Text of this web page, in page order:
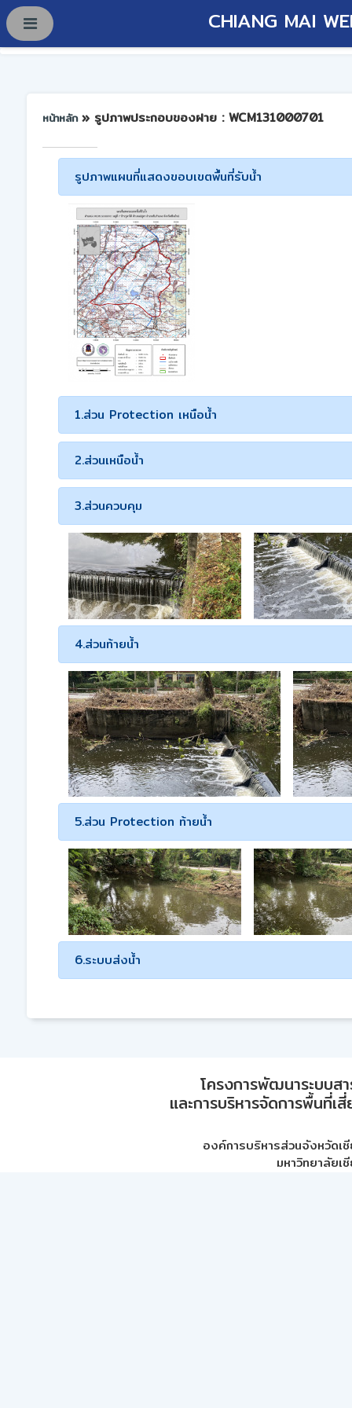
CHIANG MAI
หน้าหลัก » รูปภาพประกอบของฝาย : WCM131000701
รูปภาพแผนที่แสดงขอบเขตพื้นที่รับน้ำ
1.ส่วน Protection เหนือน้ำ
2.ส่วนเหนือน้ำ
3.ส่วนควบคุม
4.ส่วนท้ายน้ำ
5.ส่วน Protection ท้ายน้ำ
6.ระบบส่งน้ำ
โครงการพัฒนาระบบส
และการบริหารจัดการพื้นที่เ
องค์การบริหารส่วนจังหวัดเ
มหาวิทยาลัยเ